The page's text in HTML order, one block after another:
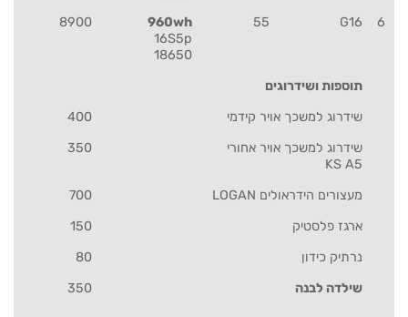
6
G16
55
960wh
16S5p
18650
8900
תוספות ושידרוגים
שידרוג למשכך אויר קידמי
400
שידרוג למשכך אויר אחורי
KS A5
350
מעצורים הידראולים LOGAN
700
ארגז פלסטיק
150
נרתיק כידון
80
שילדה לבנה
350